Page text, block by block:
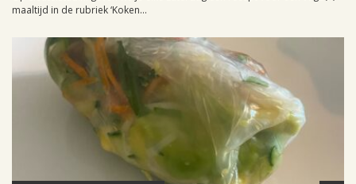
maaltijd in de rubriek ‘Koken...